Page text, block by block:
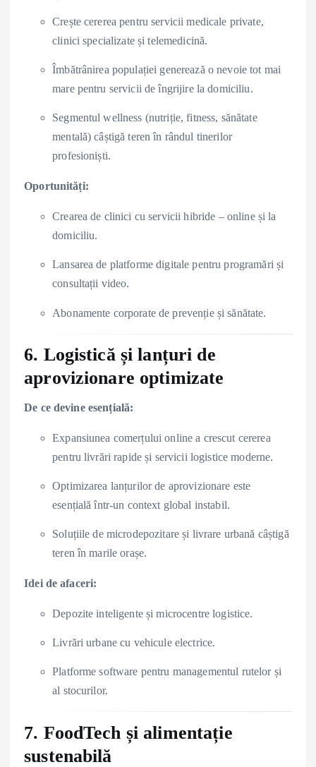
Crește cererea pentru servicii medicale private,
clinici specializate și telemedicină.
Îmbătrânirea populației generează o nevoie tot mai
mare pentru servicii de îngrijire la domiciliu.
Segmentul wellness (nutriție, fitness, sănătate
mentală) câștigă teren în rândul tinerilor
profesioniști.
Oportunități:
Crearea de clinici cu servicii hibride – online și la
domiciliu.
Lansarea de platforme digitale pentru programări și
consultații video.
Abonamente corporate de prevenție și sănătate.
6. Logistică și lanțuri de
aprovizionare optimizate
De ce devine esențială:
Expansiunea comerțului online a crescut cererea
pentru livrări rapide și servicii logistice moderne.
Optimizarea lanțurilor de aprovizionare este
esențială într-un context global instabil.
Soluțiile de microdepozitare și livrare urbană câștigă
teren în marile orașe.
Idei de afaceri:
Depozite inteligente și microcentre logistice.
Livrări urbane cu vehicule electrice.
Platforme software pentru managementul rutelor și
al stocurilor.
7. FoodTech și alimentație
sustenabilă